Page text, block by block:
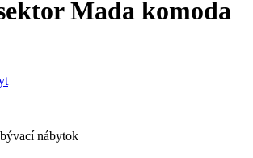
Mada komoda
nábytok